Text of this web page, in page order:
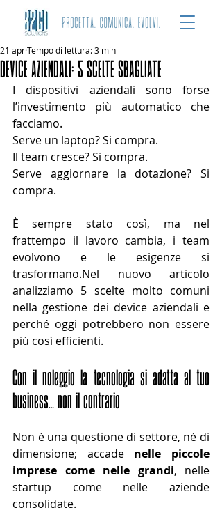
DEVICE AZIENDALI: 5 SCELTE SBAGLIATE
21 aprTempo di lettura: 3 min
I dispositivi aziendali sono forse
l’investimento più automatico che
facciamo.
Serve un laptop? Si compra.
Il team cresce? Si compra.
Serve aggiornare la dotazione? Si
compra.
È sempre stato così, ma nel
frattempo il lavoro cambia, i team
evolvono e le esigenze si
trasformano.Nel nuovo articolo
analizziamo 5 scelte molto comuni
nella gestione dei device aziendali e
perché oggi potrebbero non essere
più così efficienti.
Con il noleggio la tecnologia si adatta al tuo
business… non il contrario
Non è una questione di settore, né di
dimensione; accade nelle piccole
imprese come nelle grandi, nelle
startup come nelle aziende
consolidate.